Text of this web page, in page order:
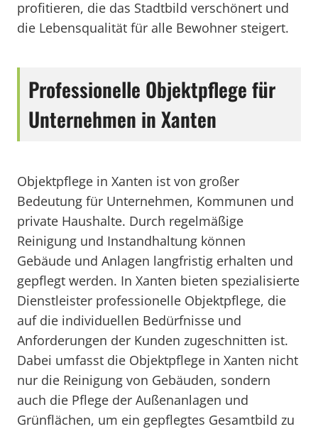
profitieren, die das Stadtbild verschönert und
die Lebensqualität für alle Bewohner steigert.
Professionelle Objektpflege für
Unternehmen in Xanten
Objektpflege in Xanten ist von großer
Bedeutung für Unternehmen, Kommunen und
private Haushalte. Durch regelmäßige
Reinigung und Instandhaltung können
Gebäude und Anlagen langfristig erhalten und
gepflegt werden. In Xanten bieten spezialisierte
Dienstleister professionelle Objektpflege, die
auf die individuellen Bedürfnisse und
Anforderungen der Kunden zugeschnitten ist.
Dabei umfasst die Objektpflege in Xanten nicht
nur die Reinigung von Gebäuden, sondern
auch die Pflege der Außenanlagen und
Grünflächen, um ein gepflegtes Gesamtbild zu